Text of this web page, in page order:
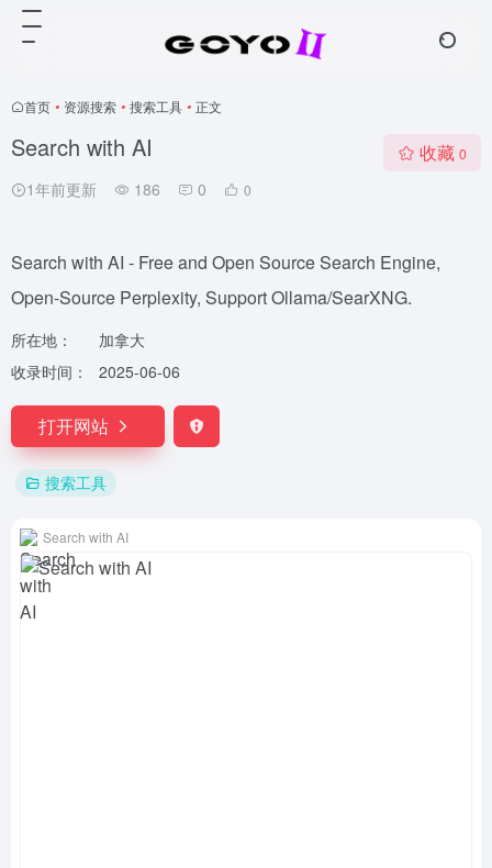
首页 • 资源搜索 • 搜索工具 • 正文
Search with AI
1年前更新 186 0 0
收藏 0
Search with AI - Free and Open Source Search Engine,
Open-Source Perplexity, Support Ollama/SearXNG.
所在地：
加拿大
收录时间：
2025-06-06
打开网站
搜索工具
Search with AI